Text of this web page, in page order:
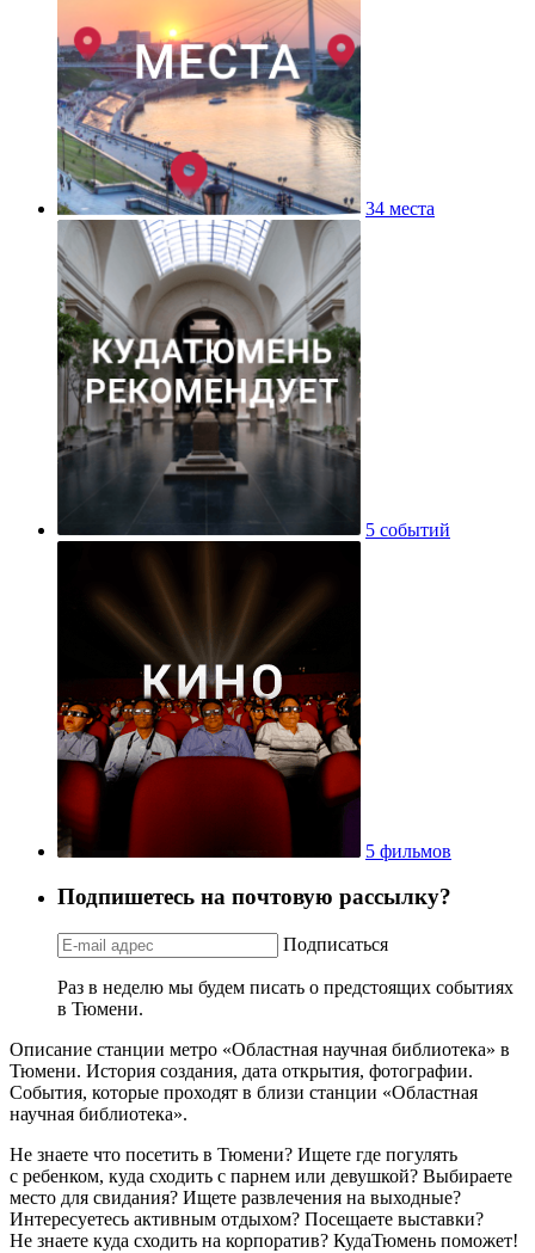
34 места
5 событий
5 фильмов
Подпишетесь на почтовую рассылку?
Подписаться
Раз в неделю мы будем писать о предстоящих событиях
в Тюмени.
Описание станции метро «Областная научная библиотека» в
Тюмени. История создания, дата открытия, фотографии.
События, которые проходят в близи станции «Областная
научная библиотека».
Не знаете что посетить в Тюмени? Ищете где погулять
с ребенком, куда сходить с парнем или девушкой? Выбираете
место для свидания? Ищете развлечения на выходные?
Интересуетесь активным отдыхом? Посещаете выставки?
Не знаете куда сходить на корпоратив? КудаТюмень поможет!